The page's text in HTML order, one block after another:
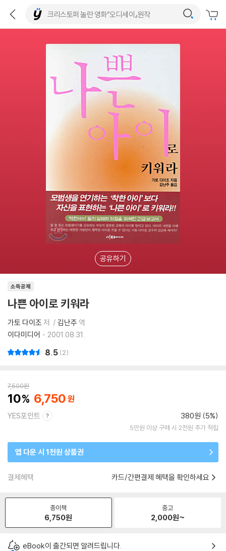
공유하기
소득공제
나쁜 아이로 키워라
가토 다이조 저 김난주 역
이다미디어
2001.08.31.
8.5 2
7,500원
10 6,750
YES포인트 380원 (5%)
5만원 이상 구매 시 2천원 추가 적립
앱 다운 시 1천원 상품권
결제혜택 카드/간편결제 혜택을 확인하세요
종이책
6,750원
중고
2,000원~
eBook이 출간되면 알려드립니다.